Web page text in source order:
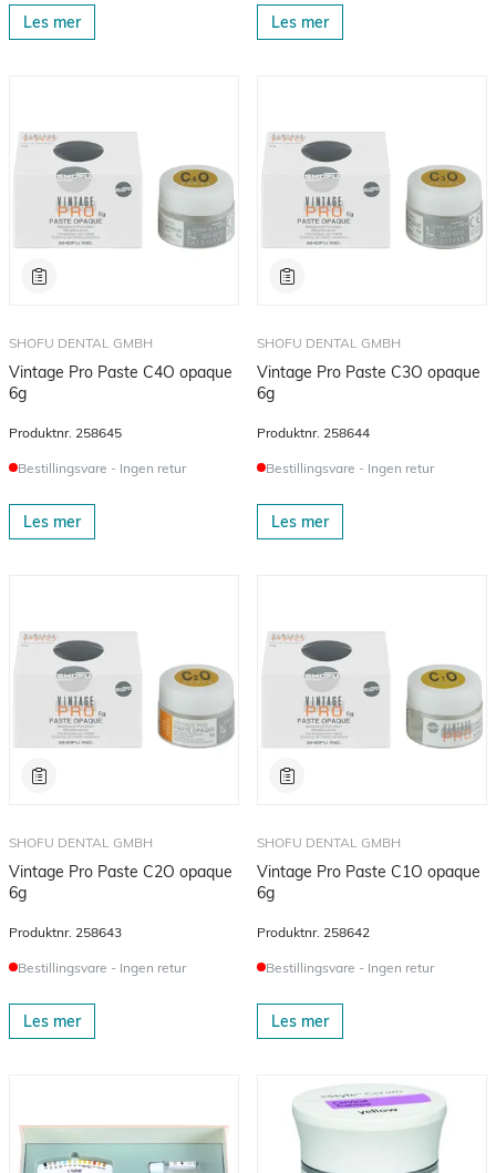
Les mer Les mer
SHOFU DENTAL GMBH
Vintage Pro Paste C4O opaque
6g
Produktnr. 258645
Bestillingsvare - Ingen retur
Les mer
SHOFU DENTAL GMBH
Vintage Pro Paste C3O opaque
6g
Produktnr. 258644
Bestillingsvare - Ingen retur
Les mer
SHOFU DENTAL GMBH
Vintage Pro Paste C2O opaque
6g
Produktnr. 258643
Bestillingsvare - Ingen retur
Les mer
SHOFU DENTAL GMBH
Vintage Pro Paste C1O opaque
6g
Produktnr. 258642
Bestillingsvare - Ingen retur
Les mer